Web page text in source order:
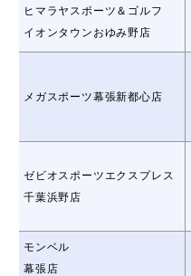
ヒマラヤスポーツ＆ゴルフ
イオンタウンおゆみ野店
メガスポーツ幕張新都心店
ゼビオスポーツエクスプレス
千葉浜野店
モンベル
幕張店